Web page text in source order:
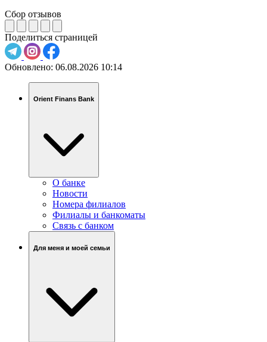
Сбор отзывов
Поделиться страницей
Обновлено: 06.08.2026 10:14
Orient Finans Bank
О банке
Новости
Номера филиалов
Филиалы и банкоматы
Связь c банком
Для меня и моей семьи